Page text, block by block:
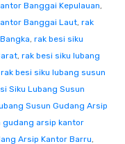
Banggai Kepulauan,
Banggai Laut, rak
, rak besi siku
, rak besi siku lubang
rak besi siku lubang susun
Siku Lubang Susun
Susun Gudang Arsip
gudang arsip kantor
Arsip Kantor Barru,